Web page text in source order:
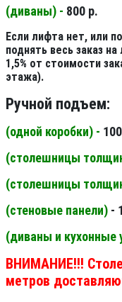
(диваны) - 800 р.
Если лифта нет, или
поднять весь заказ
1,5% от стоимости
этажа).
Ручной подъем:
(одной коробки) -
(столешницы
(столешницы
(стеновые панели) -
(диваны и кухонные
ВНИМАНИЕ!!!
метров